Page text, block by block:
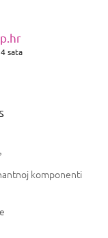
sata
komponenti